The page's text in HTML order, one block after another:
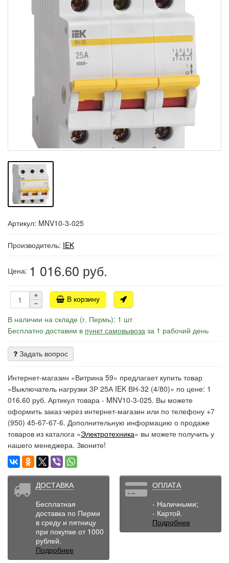
Артикул: MNV10-3-025
Производитель: IEK
Цена: 1 016.60 руб.
В корзину
В наличии на складе (г. Пермь): 1 шт
Бесплатно доставим в пункт самовывоза за 1 рабочий день
Задать вопрос
Интернет-магазин «Витрина 59» предлагает купить товар
«Выключатель нагрузки 3Р 25А IEK ВН-32 (4/80)» по цене: 1
016.60 руб. Артикул товара - MNV10-3-025. Вы можете
оформить заказ через интернет-магазин или по телефону +7
(950) 45-67-67-6. Дополнительную информацию о продаже
товаров из каталога «Электротехника» вы можете получить у
нашего менеджера. Звоните!
ДОСТАВКА
Бесплатная
доставка по Перми
в среду и пятницу
при покупке от 1000
рублей.
Подробнее
ОПЛАТА
- Наличными;
- Картой.
Подробнее